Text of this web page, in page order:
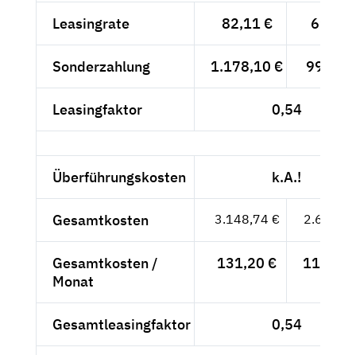
Leasingrate 82,11 € 69,-- €
Sonderzahlung 1.178,10 € 990,--
Leasingfaktor 0,54
Überführungskosten k.A.!
Gesamtkosten 3.148,74 € 2.646,--
Gesamtkosten /
Monat
131,20 € 110,25
Gesamtleasingfaktor 0,54